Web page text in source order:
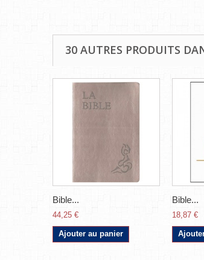
30 AUTRES PRODUITS
Bible...
44,25 €
Ajouter au panier
Bible...
18,87 €